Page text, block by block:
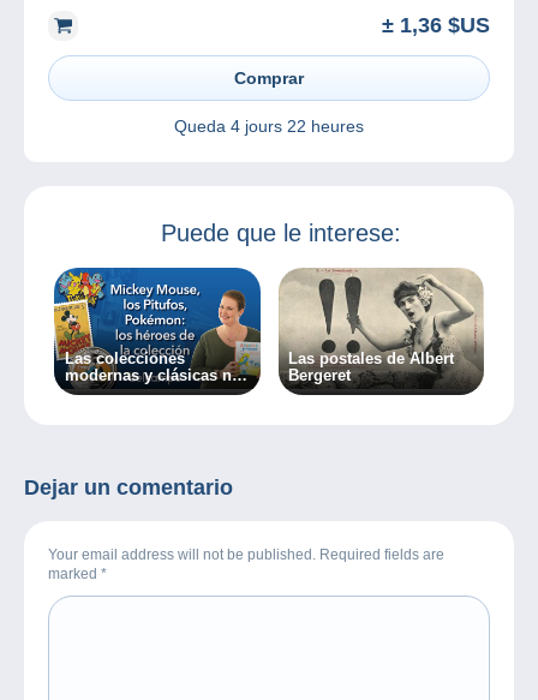
± 1,36 $US
Comprar
Queda 4 jours 22 heures
Puede que le interese:
Las colecciones
modernas y clásicas no
son incompatibles
Las postales de Albert
Bergeret
Dejar un comentario
Your email address will not be published. Required fields are
marked *